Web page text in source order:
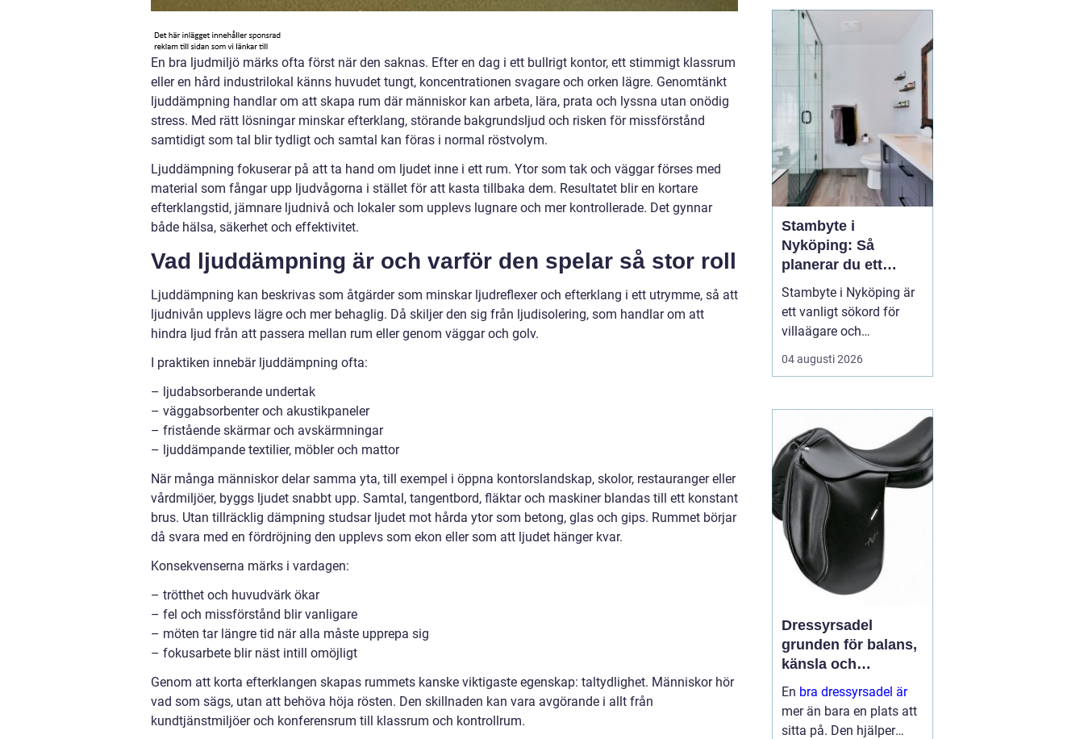
En bra ljudmiljö märks ofta först när den saknas. Efter en dag i ett bullrigt kontor, ett stimmigt klassrum
eller en hård industrilokal känns huvudet tungt, koncentrationen svagare och orken lägre. Genomtänkt
ljuddämpning handlar om att skapa rum där människor kan arbeta, lära, prata och lyssna utan onödig
stress. Med rätt lösningar minskar efterklang, störande bakgrundsljud och risken för missförstånd
samtidigt som tal blir tydligt och samtal kan föras i normal röstvolym.
Ljuddämpning fokuserar på att ta hand om ljudet inne i ett rum. Ytor som tak och väggar förses med
material som fångar upp ljudvågorna i stället för att kasta tillbaka dem. Resultatet blir en kortare
efterklangstid, jämnare ljudnivå och lokaler som upplevs lugnare och mer kontrollerade. Det gynnar
både hälsa, säkerhet och effektivitet.
Vad ljuddämpning är och varför den spelar så stor roll
Ljuddämpning kan beskrivas som åtgärder som minskar ljudreflexer och efterklang i ett utrymme, så att
ljudnivån upplevs lägre och mer behaglig. Då skiljer den sig från ljudisolering, som handlar om att
hindra ljud från att passera mellan rum eller genom väggar och golv.
I praktiken innebär ljuddämpning ofta:
– ljudabsorberande undertak
– väggabsorbenter och akustikpaneler
– fristående skärmar och avskärmningar
– ljuddämpande textilier, möbler och mattor
När många människor delar samma yta, till exempel i öppna kontorslandskap, skolor, restauranger eller
vårdmiljöer, byggs ljudet snabbt upp. Samtal, tangentbord, fläktar och maskiner blandas till ett konstant
brus. Utan tillräcklig dämpning studsar ljudet mot hårda ytor som betong, glas och gips. Rummet börjar
då svara med en fördröjning den upplevs som ekon eller som att ljudet hänger kvar.
Konsekvenserna märks i vardagen:
– trötthet och huvudvärk ökar
– fel och missförstånd blir vanligare
– möten tar längre tid när alla måste upprepa sig
– fokusarbete blir näst intill omöjligt
Genom att korta efterklangen skapas rummets kanske viktigaste egenskap: taltydlighet. Människor hör
vad som sägs, utan att behöva höja rösten. Den skillnaden kan vara avgörande i allt från
kundtjänstmiljöer och konferensrum till klassrum och kontrollrum.
vägmarkeringar linjer
skaparstruktur,...
Stambyte i
Nyköping: Så
planerar du ett
tryggt och hållbart
projekt
Stambyte i Nyköping är
ett vanligt sökord för
villaägare och
bostadsrättsföreningar
som börjar se
rörsystemet. Många vill
förstå när rören faktiskt
beh...
04 augusti 2026
Dressyrsadel
grunden för balans,
känsla och
precision
En bra dressyrsadel är
mer än bara en plats att
sitta på. Den hjälper